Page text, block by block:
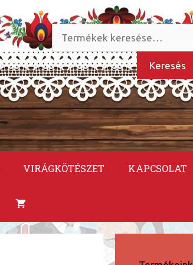
Keresés
a
következőre:
Keresés
VIRÁGKÖTÉSZET KAPCSOLAT